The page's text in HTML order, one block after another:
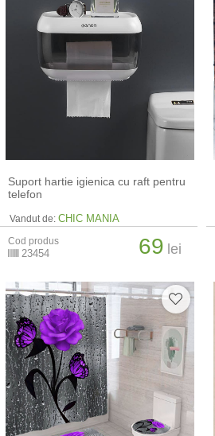
Suport hartie igienica cu raft pentru
telefon
Vandut de: CHIC MANIA
Cod produs
23454 69 lei